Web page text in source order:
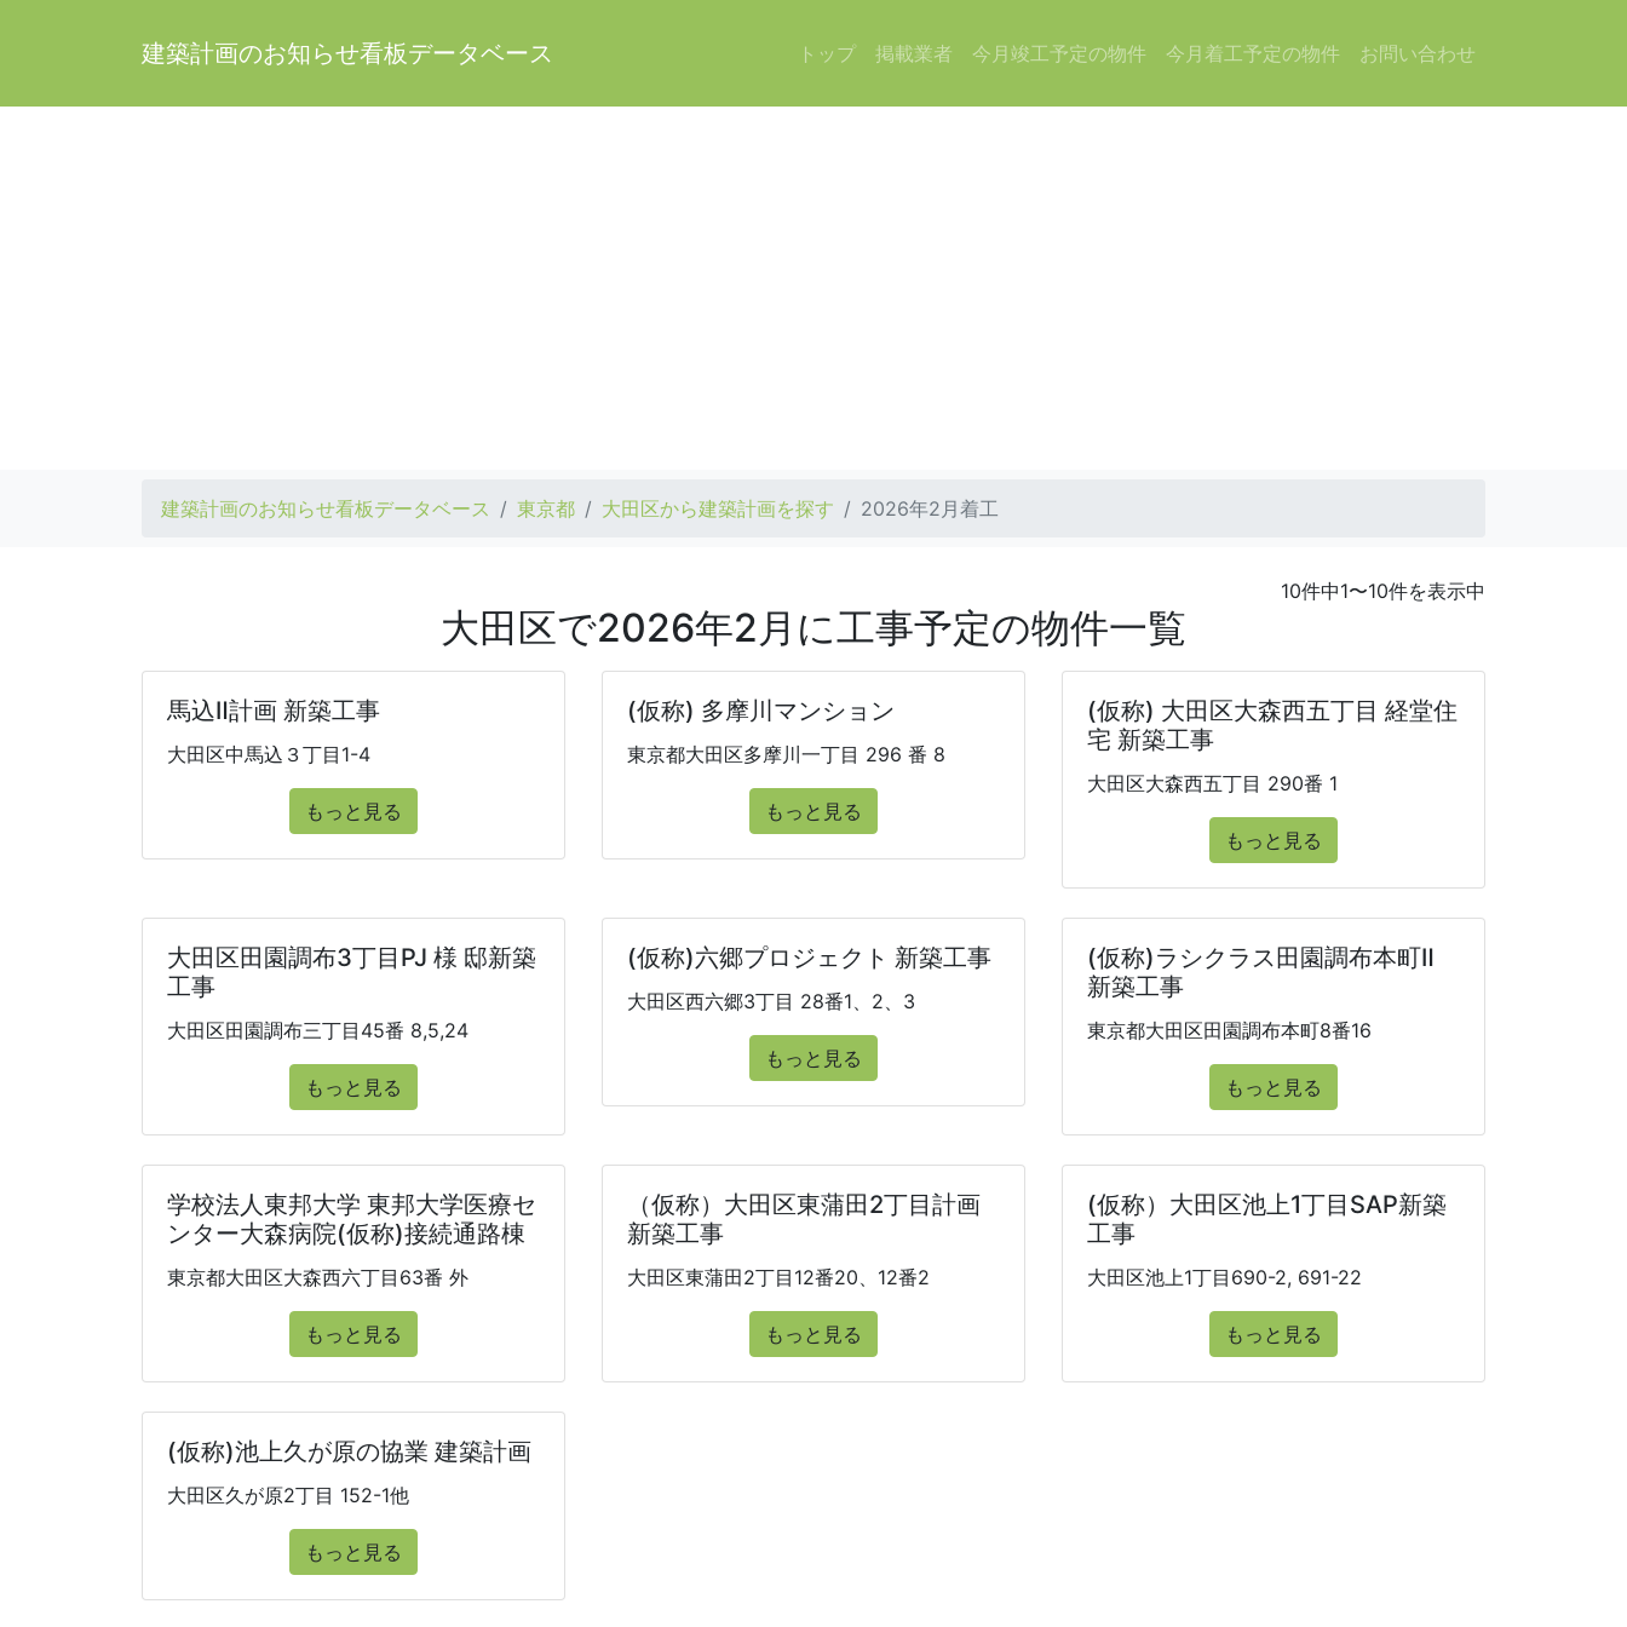
建築計画のお知らせ看板データベース トップ 掲載業者 今月竣工予定の物件 今月着工予定の物件 お問い合わせ
建築計画のお知らせ看板データベース 東京都 大田区から建築計画を探す 2026年2月着工
10件中1〜10件を表示中
大田区で2026年2月に工事予定の物件一覧
馬込Ⅱ計画 新築工事
大田区中馬込３丁目1-4
もっと見る
(仮称) 多摩川マンション
東京都大田区多摩川一丁目 296 番 8
もっと見る
(仮称) 大田区大森西五丁目 経堂住
宅 新築工事
大田区大森西五丁目 290番 1
もっと見る
大田区田園調布3丁目PJ 様 邸新築
工事
大田区田園調布三丁目45番 8,5,24
もっと見る
(仮称)六郷プロジェクト 新築工事
大田区西六郷3丁目 28番1、2、3
もっと見る
(仮称)ラシクラス田園調布本町Ⅱ
新築工事
東京都大田区田園調布本町8番16
もっと見る
学校法人東邦大学 東邦大学医療セ
ンター大森病院(仮称)接続通路棟
東京都大田区大森西六丁目63番 外
もっと見る
（仮称）大田区東蒲田2丁目計画
新築工事
大田区東蒲田2丁目12番20、12番2
もっと見る
(仮称）大田区池上1丁目SAP新築
工事
大田区池上1丁目690-2, 691-22
もっと見る
(仮称)池上久が原の協業 建築計画
大田区久が原2丁目 152-1他
もっと見る